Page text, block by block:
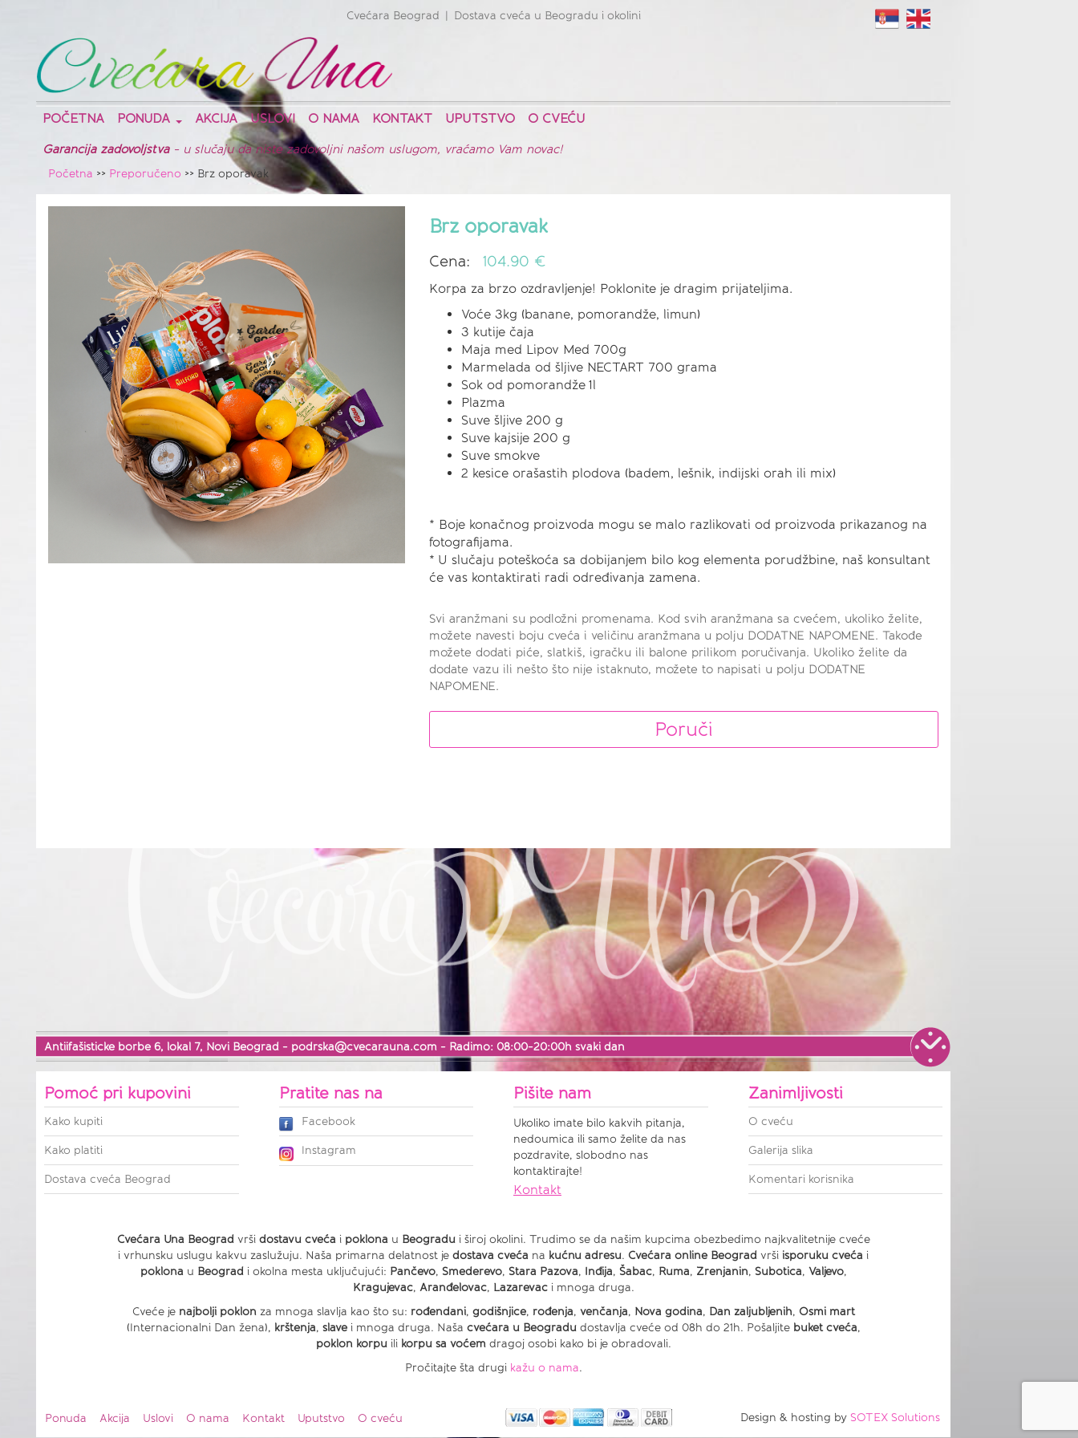
Cvećara Beograd Dostava cveća u Beogradu i okolini
POČETNA PONUDA AKCIJA USLOVI O NAMA KONTAKT UPUTSTVO O CVEĆU
Garancija zadovoljstva- u slučaju da niste zadovoljni našom uslugom, vraćamo Vam novac!
Početna >> Preporučeno >> Brz oporavak
Brz oporavak
Cena: 104.90 €
Korpa za brzo ozdravljenje! Poklonite je dragim prijateljima.
Voće 3kg (banane, pomorandže, limun)
3 kutije čaja
Maja med Lipov Med 700g
Marmelada od šljive NECTART 700 grama
Sok od pomorandže 1l
Plazma
Suve šljive 200 g
Suve kajsije 200 g
Suve smokve
2 kesice orašastih plodova (badem, lešnik, indijski orah ili mix)
* Boje konačnog proizvoda mogu se malo razlikovati od proizvoda prikazanog na
fotografijama.
* U slučaju poteškoća sa dobijanjem bilo kog elementa porudžbine, naš konsultant
će vas kontaktirati radi određivanja zamena.
Svi aranžmani su podložni promenama. Kod svih aranžmana sa cvećem, ukoliko želite,
možete navesti boju cveća i veličinu aranžmana u polju DODATNE NAPOMENE. Takođe
možete dodati piće, slatkiš, igračku ili balone prilikom poručivanja. Ukoliko želite da
dodate vazu ili nešto što nije istaknuto, možete to napisati u polju DODATNE
NAPOMENE.
Poruči
Antiifašisticke borbe 6, lokal 7, Novi Beograd - podrska@cvecarauna.com - Radimo: 08:00-20:00h svaki dan
Pomoć pri kupovini
Kako kupiti
Kako platiti
Dostava cveća Beograd
Pratite nas na
Facebook
Instagram
Pišite nam
Ukoliko imate bilo kakvih pitanja,
nedoumica ili samo želite da nas
pozdravite, slobodno nas
kontaktirajte!
Kontakt
Zanimljivosti
O cveću
Galerija slika
Komentari korisnika
Cvećara Una Beogradvrši dostavu cveća i poklona u Beogradui široj okolini. Trudimo se da našim kupcima obezbedimo najkvalitetnije cveće
i vrhunsku uslugu kakvu zaslužuju. Naša primarna delatnost je dostava cveća na kućnu adresu. Cvećara online Beograd vrši isporuku cveća i
poklona u Beogradi okolna mesta uključujući: Pančevo, Smederevo, Stara Pazova, Inđija, Šabac, Ruma, Zrenjanin, Subotica, Valjevo,
Kragujevac, Aranđelovac, Lazarevaci mnoga druga.
Cveće je najbolji poklonza mnoga slavlja kao što su: rođendani, godišnjice, rođenja, venčanja, Nova godina, Dan zaljubljenih, Osmi mart
(Internacionalni Dan žena), krštenja, slavei mnoga druga. Naša cvećara u Beogradudostavlja cveće od 08h do 21h. Pošaljite buket cveća,
poklon korpuili korpu sa voćemdragoj osobi kako bi je obradovali.
Pročitajte šta drugi kažu o nama.
Ponuda Akcija Uslovi O nama Kontakt Uputstvo O cveću Design & hosting by SOTEX Solutions